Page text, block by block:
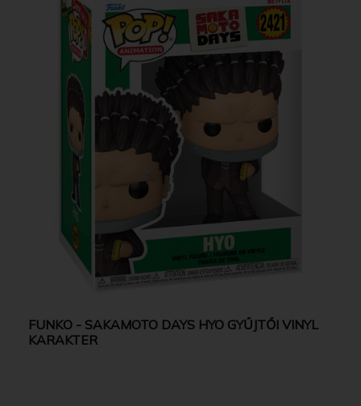
FUNKO - SAKAMOTO DAYS HYO GYŰJTŐI VINYL
KARAKTER